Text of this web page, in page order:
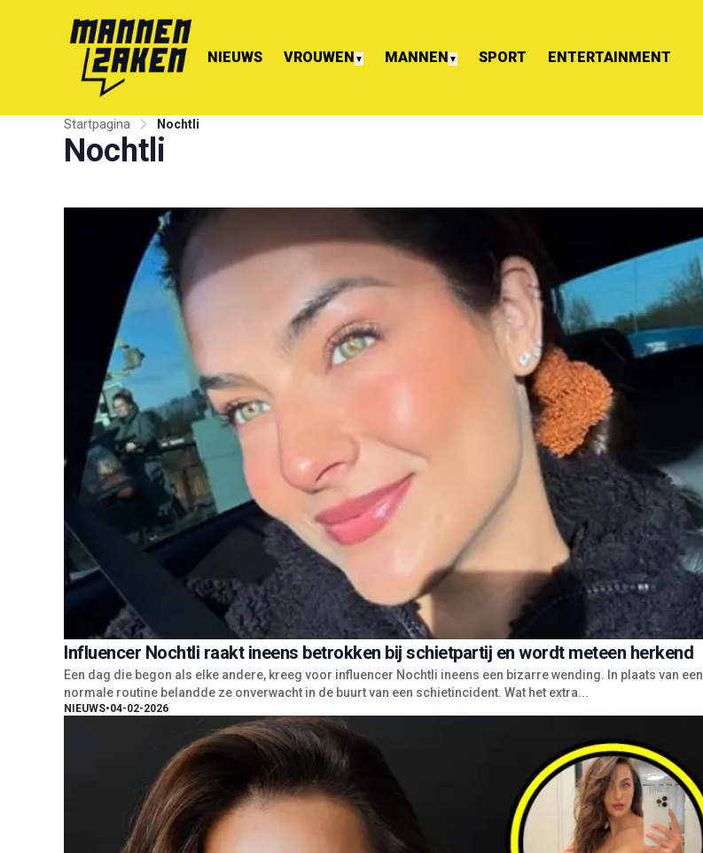
NIEUWS VROUWEN ▼ MANNEN ▼ SPORT ENTERTAINMENT
Startpagina Nochtli
Nochtli
Influencer Nochtli raakt ineens betrokken bij schietpartij en wordt meteen herkend
Een dag die begon als elke andere, kreeg voor influencer Nochtli ineens een bizarre wending. In plaats van een
normale routine belandde ze onverwacht in de buurt van een schietincident. Wat het extra...
NIEUWS•04-02-2026